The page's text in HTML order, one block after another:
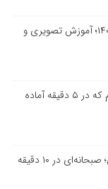
۱۰ مدل دسر یلدایی جدید و شیک ۱۴۰۴؛ آموزش تصویری و
دسر ماست و انار؛ یک میان‌وعده سالم که در ۵ دقیقه آماده
در ۱۰ دقیقه